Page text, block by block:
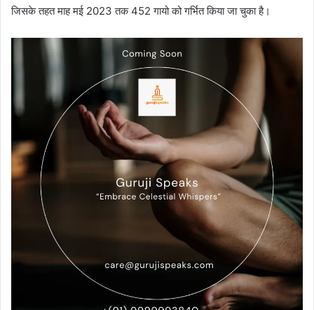
जिसके तहत माह मई 2023 तक 452 गायो को गर्भित किया जा चुका है।